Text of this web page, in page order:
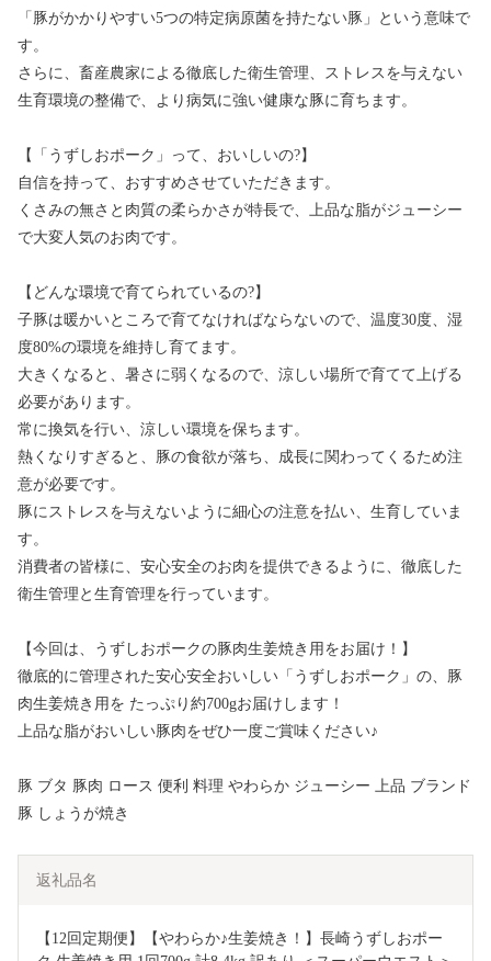
「豚がかかりやすい5つの特定病原菌を持たない豚」という意味で
す。
さらに、畜産農家による徹底した衛生管理、ストレスを与えない
生育環境の整備で、より病気に強い健康な豚に育ちます。
【「うずしおポーク」って、おいしいの?】
自信を持って、おすすめさせていただきます。
くさみの無さと肉質の柔らかさが特長で、上品な脂がジューシー
で大変人気のお肉です。
【どんな環境で育てられているの?】
子豚は暖かいところで育てなければならないので、温度30度、湿
度80%の環境を維持し育てます。
大きくなると、暑さに弱くなるので、涼しい場所で育てて上げる
必要があります。
常に換気を行い、涼しい環境を保ちます。
熱くなりすぎると、豚の食欲が落ち、成長に関わってくるため注
意が必要です。
豚にストレスを与えないように細心の注意を払い、生育していま
す。
消費者の皆様に、安心安全のお肉を提供できるように、徹底した
衛生管理と生育管理を行っています。
【今回は、うずしおポークの豚肉生姜焼き用をお届け！】
徹底的に管理された安心安全おいしい「うずしおポーク」の、豚
肉生姜焼き用を たっぷり約700gお届けします！
上品な脂がおいしい豚肉をぜひ一度ご賞味ください♪
豚 ブタ 豚肉 ロース 便利 料理 やわらか ジューシー 上品 ブランド
豚 しょうが焼き
返礼品名
【12回定期便】【やわらか♪生姜焼き！】長崎うずしおポー